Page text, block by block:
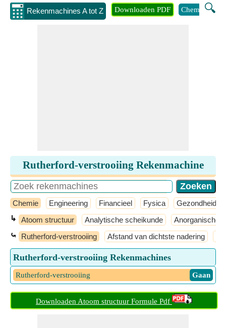
Rekenmachines A tot Z 🔍
Downloaden PDF Chemie
Rutherford-verstrooiing Rekenmachine
Chemie Engineering Financieel Fysica Gezondheid
↳ Atoom structuur Analytische scheikunde Anorganische
⤿ Rutherford-verstrooiing Afstand van dichtste nadering
Rutherford-verstrooiing Rekenmachines
Rutherford-verstrooiing ​ Gaan
Downloaden Atoom structuur Formule Pdf